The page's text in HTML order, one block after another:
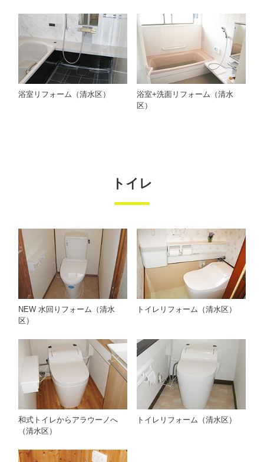
浴室リフォーム（清水区）
浴室+洗面リフォーム（清水
区）
トイレ
NEW 水回りフォーム（清水
区）
トイレリフォーム（清水区）
和式トイレからアラウーノへ
（清水区）
トイレリフォーム（清水区）